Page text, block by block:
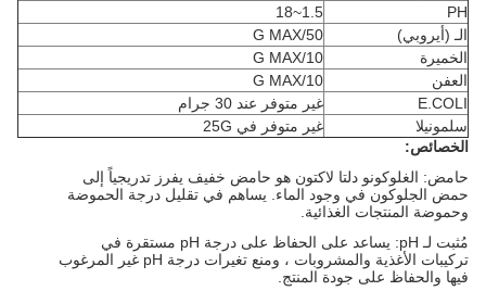
PH
1.5~18
الـ (أيروبي)
50/G MAX
الخميرة
10/G MAX
العفن
10/G MAX
E.COLI
غير متوفر عند 30 جرام
سلمونيلا
غير متوفر في 25G
الخصائص:
حامض: الغلوكونو دلتا لاكتون هو حامض خفيف يفرز تدريجياً إلى
حمض الجلوكون في وجود الماء. يساهم في تقليل درجة الحموضة
وحموضة المنتجات الغذائية.
مُثبت لـ pH: يساعد على الحفاظ على درجة pH مستقرة في
تركيبات الأغذية والمشروبات ، ومنع تغيرات درجة pH غير المرغوب
فيها والحفاظ على جودة المنتج.